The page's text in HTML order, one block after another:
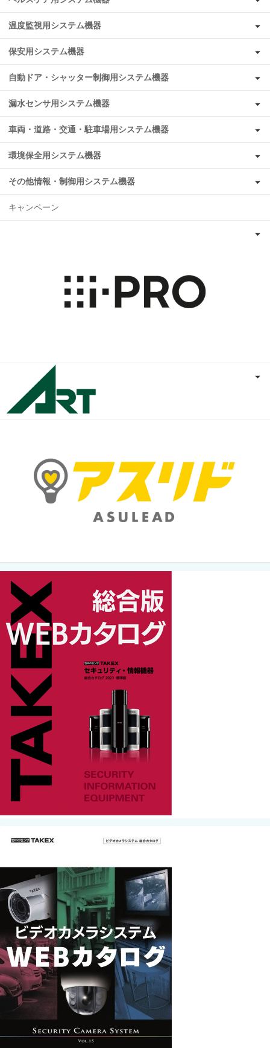
温度監視用システム機器
保安用システム機器
自動ドア・シャッター制御用システム機器
漏水センサ用システム機器
車両・道路・交通・駐車場用システム機器
環境保全用システム機器
その他情報・制御用システム機器
キャンペーン